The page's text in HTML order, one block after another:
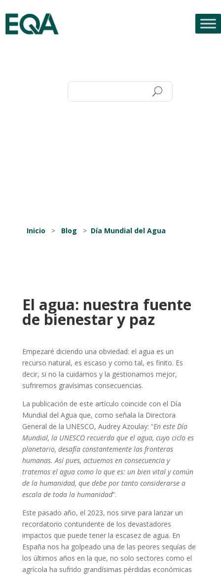
Inicio > Blog > Día Mundial del Agua
El agua: nuestra fuente
de bienestar y paz
Empezaré diciendo una obviedad: el agua es un
recurso natural, es escaso y como tal, es finito. Es
decir, si no la cuidamos y la gestionamos mejor,
sufriremos gravísimas consecuencias.
La publicación de este artículo coincide con el Día
Mundial del Agua que, como señala la Directora
General de la UNESCO, Audrey Azoulay: “En este Día
Mundial, la UNESCO recuerda que el agua, cuyo ciclo es
planetario, desafía constantemente las fronteras
humanas. Así pues, actuemos en consecuencia y
tratemos el agua como lo que es: un bien vital y común
de la humanidad, que debe por tanto considerarse a
escala de toda la humanidad”.
Este pasado año, el 2023, nos sirve para lanzar un
recordatorio contundente de los devastadores
impactos que puede tener la escasez de agua. En
España nos ha golpeado una de las peores sequías de
los últimos años en la que, no solo sectores como el
agrícola ha sufrido grandísimas pérdidas económicas